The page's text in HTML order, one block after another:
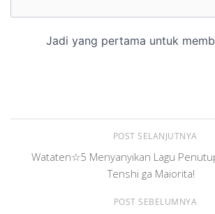
POST SELANJUTNYA
Wataten☆5 Menyanyikan Lagu
Tenshi ga Maiorita!
POST SEBELUMNYA